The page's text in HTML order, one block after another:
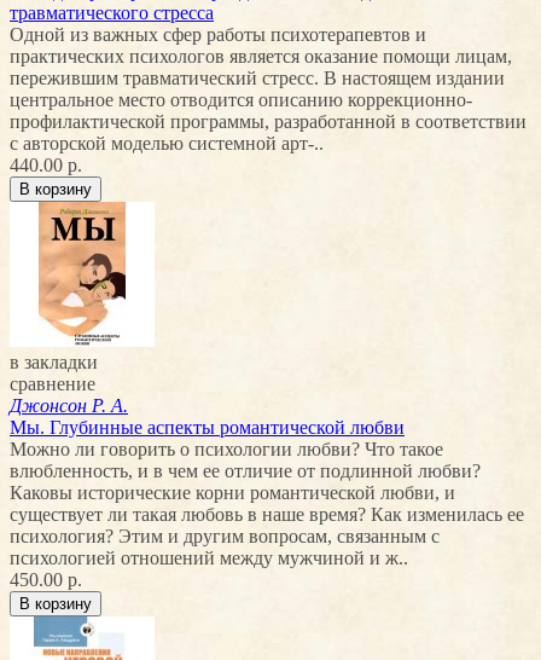
травматического стресса
Одной из важных сфер работы психотерапевтов и
практических психологов является оказание помощи лицам,
пережившим травматический стресс. В настоящем издании
центральное место отводится описанию коррекционно-
профилактической программы, разработанной в соответствии
с авторской моделью системной арт-..
440.00 р.
в закладки
сравнение
Джонсон Р. А.
Мы. Глубинные аспекты романтической любви
Можно ли говорить о психологии любви? Что такое
влюбленность, и в чем ее отличие от подлинной любви?
Каковы исторические корни романтической любви, и
существует ли такая любовь в наше время? Как изменилась ее
психология? Этим и другим вопросам, связанным с
психологией отношений между мужчиной и ж..
450.00 р.